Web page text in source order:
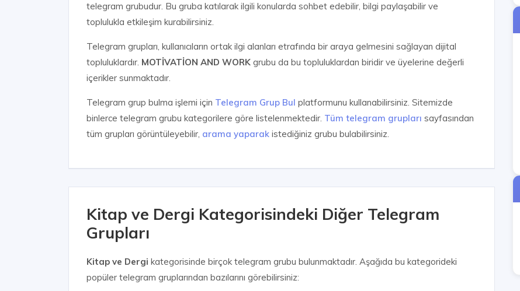
telegram grubudur. Bu gruba katılarak ilgili konularda sohbet edebilir, bilgi paylaşabilir ve
toplulukla etkileşim kurabilirsiniz.
Telegram grupları, kullanıcıların ortak ilgi alanları etrafında bir araya gelmesini sağlayan dijital
topluluklardır. MOTİVATİON AND WORK grubu da bu topluluklardan biridir ve üyelerine değerli
içerikler sunmaktadır.
Telegram grup bulma işlemi için Telegram Grup Bul platformunu kullanabilirsiniz. Sitemizde
binlerce telegram grubu kategorilere göre listelenmektedir. Tüm telegram grupları sayfasından
tüm grupları görüntüleyebilir, arama yaparak istediğiniz grubu bulabilirsiniz.
Kitap ve Dergi Kategorisindeki Diğer Telegram
Grupları
Kitap ve Dergi kategorisinde birçok telegram grubu bulunmaktadır. Aşağıda bu kategorideki
popüler telegram gruplarından bazılarını görebilirsiniz: